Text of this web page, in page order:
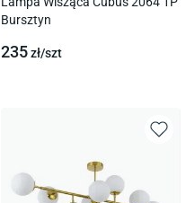
Bursztyn
235zł/szt